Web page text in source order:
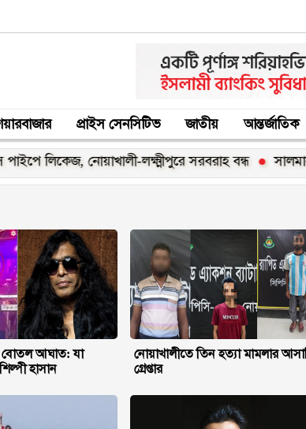
প্রাইস সেনসিটিভ জাতীয় আন্তর্জাতিক
নোয়াখালী-লক্ষ্মীপুরে সরবরাহ বন্ধ সালমান শাহ
বোতল আঘাত: যা
হাসান
নোয়াখালীতে তিন হত্যা মামলার
গ্রেপ্তার